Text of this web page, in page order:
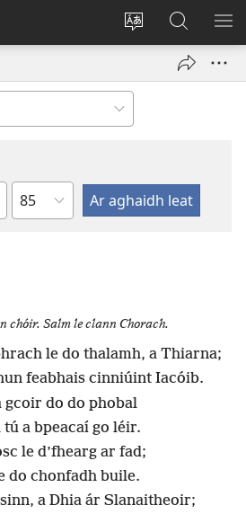
Athraigh
láithreáin
Logáil
Isteach
window)
ar
JW.ORG
Chapter
chóir. Salm le clann Chorach.
le do thalamh, a Thiarna;
feabhais cinniúint Iacóib.
gcoir do do phobal
tú a bpeacaí go léir.
le d’fhearg ar fad;
do chonfadh buile.
a Dhia ár Slanaitheoir;